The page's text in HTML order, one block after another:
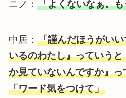
ニノ： 「よくないなぁ。
中居： 「謹んだほうがいい
いるのわたし』っていう
か見ていないんですか』
「ワード気をつけて」